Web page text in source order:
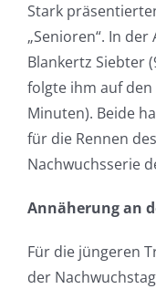
Stark
„Senioren“. In
Blankertz Siebter
folgte ihm auf den
Minuten). Beide
für die Rennen
Nachwuchsserie
Annäherung an
Für die jüngeren
der